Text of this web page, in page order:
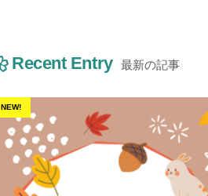
Recent Entry 最新の記事
NEW!